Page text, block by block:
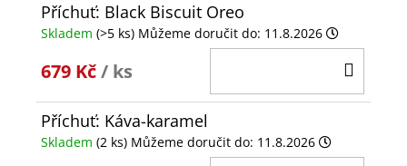
Příchuť: Black Biscuit Oreo
Skladem (>5 ks) Můžeme doručit do: 11.8.2026
679 Kč/ ks
Příchuť: Káva-karamel
Skladem (2 ks) Můžeme doručit do: 11.8.2026